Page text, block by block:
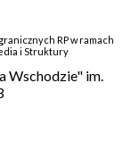
RP w ramach
i Struktury
Wschodzie" im.